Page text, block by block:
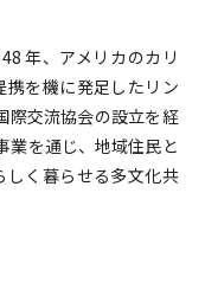
年、アメリカのカリ
携を機に発足したリン
際交流協会の設立を経
業を通じ、地域住民と
く暮らせる多文化共